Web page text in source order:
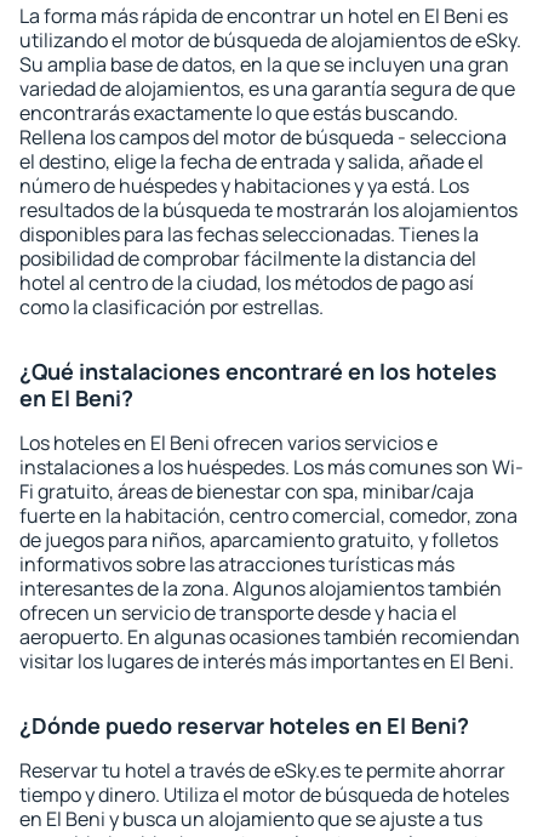
La forma más rápida de encontrar un hotel en El Beni es
utilizando el motor de búsqueda de alojamientos de eSky.
Su amplia base de datos, en la que se incluyen una gran
variedad de alojamientos, es una garantía segura de que
encontrarás exactamente lo que estás buscando.
Rellena los campos del motor de búsqueda - selecciona
el destino, elige la fecha de entrada y salida, añade el
número de huéspedes y habitaciones y ya está. Los
resultados de la búsqueda te mostrarán los alojamientos
disponibles para las fechas seleccionadas. Tienes la
posibilidad de comprobar fácilmente la distancia del
hotel al centro de la ciudad, los métodos de pago así
como la clasificación por estrellas.
¿Qué instalaciones encontraré en los hoteles
en El Beni?
Los hoteles en El Beni ofrecen varios servicios e
instalaciones a los huéspedes. Los más comunes son Wi-
Fi gratuito, áreas de bienestar con spa, minibar/caja
fuerte en la habitación, centro comercial, comedor, zona
de juegos para niños, aparcamiento gratuito, y folletos
informativos sobre las atracciones turísticas más
interesantes de la zona. Algunos alojamientos también
ofrecen un servicio de transporte desde y hacia el
aeropuerto. En algunas ocasiones también recomiendan
visitar los lugares de interés más importantes en El Beni.
¿Dónde puedo reservar hoteles en El Beni?
Reservar tu hotel a través de eSky.es te permite ahorrar
tiempo y dinero. Utiliza el motor de búsqueda de hoteles
en El Beni y busca un alojamiento que se ajuste a tus